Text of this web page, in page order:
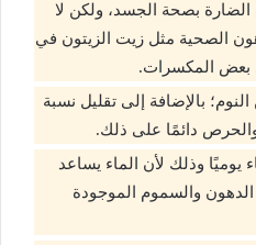
الضارة بصحة الجسد، ولكن لا
الصحية مثل زيت الزيتون في
بعض المكسرات.
بالإضافة إلى تقليل نسبة
والحرص دائمًا على ذلك.
يوميًا وذلك لأن الماء يساعد
والسموم الموجودة